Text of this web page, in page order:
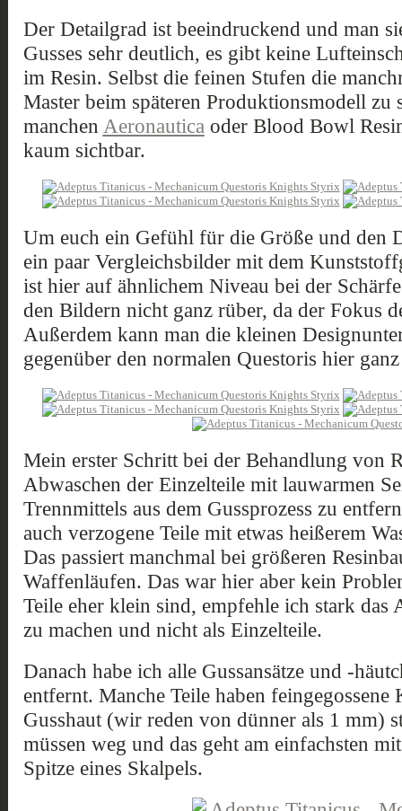
Der Detailgrad ist beeindruckend und man
Gusses sehr deutlich, es gibt keine
im Resin. Selbst die feinen Stufen die
Master beim späteren Produktionsmodell zu
manchen Aeronautica oder Blood Bowl
kaum sichtbar.
Um euch ein Gefühl für die Größe und den
ein paar Vergleichsbilder mit dem
ist hier auf ähnlichem Niveau bei der
den Bildern nicht ganz rüber, da der Fokus
Außerdem kann man die kleinen
gegenüber den normalen Questoris hier
Mein erster Schritt bei der Behandlung von
Abwaschen der Einzelteile mit lauwarmen
Trennmittels aus dem Gussprozess zu
auch verzogene Teile mit etwas heißerem
Das passiert manchmal bei größeren
Waffenläufen. Das war hier aber kein
Teile eher klein sind, empfehle ich stark das
zu machen und nicht als Einzelteile.
Danach habe ich alle Gussansätze und -
entfernt. Manche Teile haben
Gusshaut (wir reden von dünner als 1 mm)
müssen weg und das geht am einfachsten
Spitze eines Skalpels.